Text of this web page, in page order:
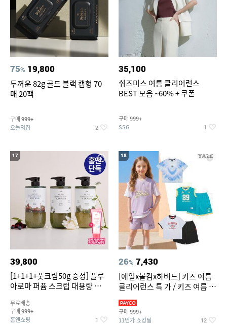
75% 19,800
두꺼운 82g 골드 블랙 캡형 70
매 20팩
구매 999+
오늘의집 2
35,100
쉬즈미스 여름 클리어런스
BEST 모음 ~60% + 쿠폰
구매 999+
SSG 1
17
39,800
[1+1+1+풋크림50g 증정] 플루
아로마 퍼퓸 스크럽 대용량 바디
무료배송
구매 999+
홈앤쇼핑 1
18
26% 7,430
[예일x볼컴x하버드] 키즈 여름
클리어런스 특 가 / 키즈 여름 수
구매 999+
11번가 쇼킹딜 12